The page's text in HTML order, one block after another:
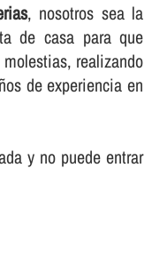
, nosotros sea la
de casa para que
realizando
de experiencia en
y no puede entrar